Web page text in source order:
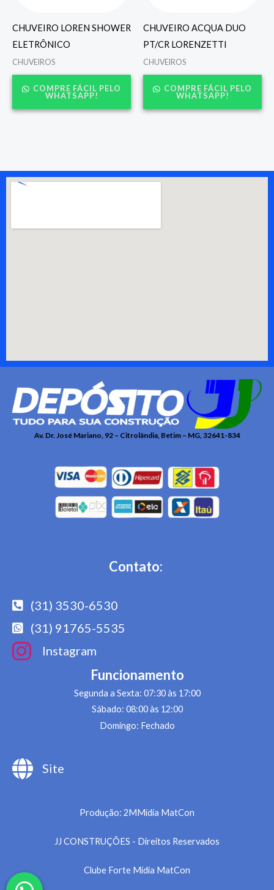
CHUVEIRO LOREN SHOWER
ELETRÔNICO
CHUVEIROS
COMPRE FÁCIL PELO
WHATSAPP!
CHUVEIRO ACQUA DUO
PT/CR LORENZETTI
CHUVEIROS
COMPRE FÁCIL PELO
WHATSAPP!
Av. Dr. José Mariano, 92 – Citrolândia, Betim – MG, 32641-834
Contato:
(31) 3530-6530
(31) 91765-5535
Instagram
Funcionamento
Segunda a Sexta: 07:30 às 17:00
Sábado: 08:00 às 12:00
Domingo: Fechado
Site
Produção: 2MMídia MatCon
JJ CONSTRUÇÕES - Direitos Reservados
Clube Forte Mídia MatCon